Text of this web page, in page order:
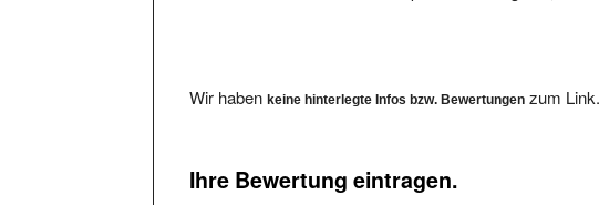
Wir habenkeine hinterlegte Infos bzw. Bewertungen zum Link.
Ihre Bewertung eintragen.